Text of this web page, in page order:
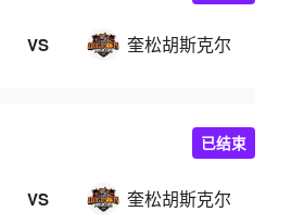
VS 奎松胡斯克尔
VS 奎松胡斯克尔
已结束